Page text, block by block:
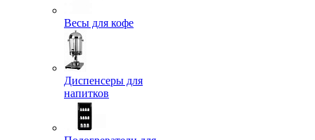
Весы для кофе
Диспенсеры для
напитков